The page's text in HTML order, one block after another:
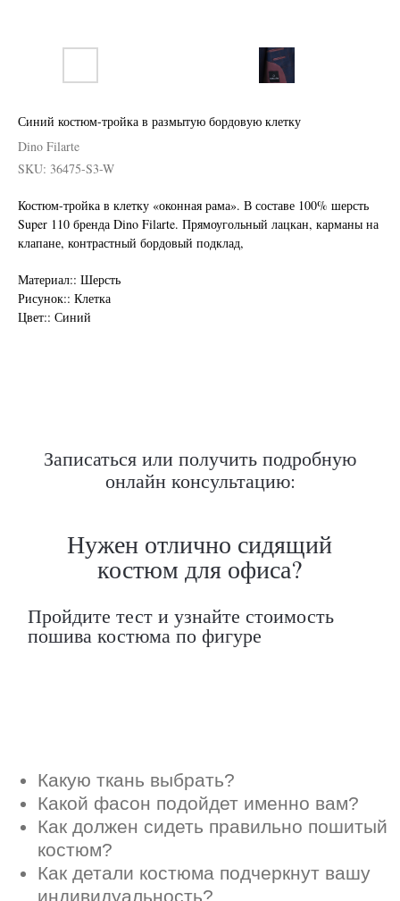
Синий костюм-тройка в размытую бордовую клетку
Dino Filarte
SKU: 36475-S3-W
Костюм-тройка в клетку «оконная рама». В составе 100% шерсть
Super 110 бренда Dino Filarte. Прямоугольный лацкан, карманы на
клапане, контрастный бордовый подклад,
Материал:: Шерсть
Рисунок:: Клетка
Цвет:: Синий
Записаться или получить подробную
онлайн консультацию:
Какой фасон подойдет именно вам?
Как должен сидеть правильно пошитый
Ответим на все вопросы в удобном
для вас мессенджере
Max Telegram
Пройдите тест и узнайте стоимость
Нужен отлично сидящий
костюм для офиса?